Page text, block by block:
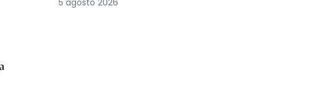
5 agosto 2026